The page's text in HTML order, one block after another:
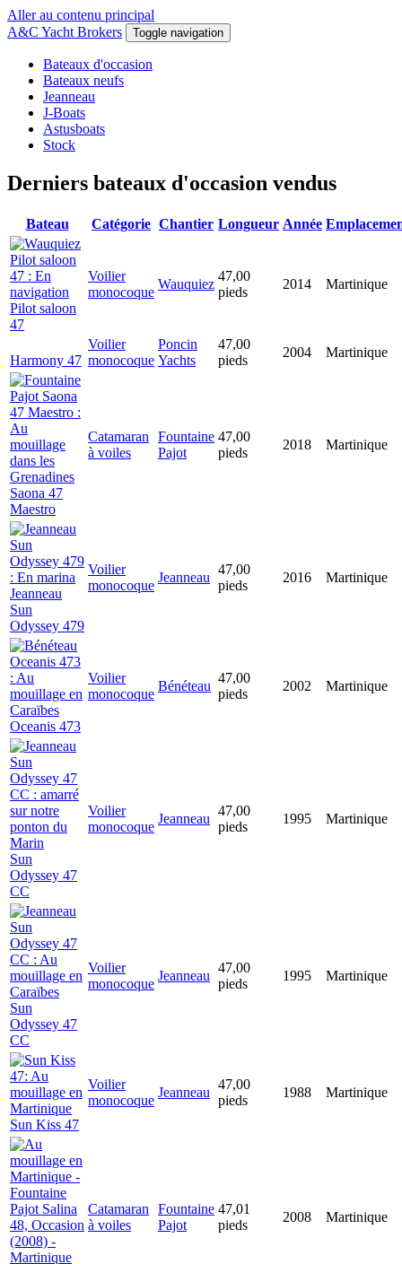
Aller au contenu principal
A&C Yacht Brokers
Toggle navigation
Bateaux d'occasion
Bateaux neufs
Jeanneau
J-Boats
Astusboats
Stock
Derniers bateaux d'occasion vendus
Bateau Catégorie Chantier Longueur Année
Pilot saloon
47
Voilier
monocoque
Wauquiez
47,00
pieds
2014 Martinique
Harmony 47
Voilier
monocoque
Poncin
Yachts
47,00
pieds
2004 Martinique
Saona 47
Maestro
Catamaran
à voiles
Fountaine
Pajot
47,00
pieds
2018 Martinique
Jeanneau
Sun
Odyssey 479
Voilier
monocoque
Jeanneau
47,00
pieds
2016 Martinique
Oceanis 473
Voilier
monocoque
Bénéteau
47,00
pieds
2002 Martinique
Sun
Odyssey 47
CC
Voilier
monocoque
Jeanneau
47,00
pieds
1995 Martinique
Sun
Odyssey 47
CC
Voilier
monocoque
Jeanneau
47,00
pieds
1995 Martinique
Sun Kiss 47
Voilier
monocoque
Jeanneau
47,00
pieds
1988 Martinique
Catamaran
à voiles
Fountaine
Pajot
47,01
pieds
2008 Martinique